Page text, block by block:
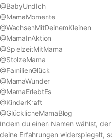
@BabyUndIch
@MamaMomente
@WachsenMitDeinemKleinen
@MamaInAktion
@SpielzeitMitMama
@StolzeMama
@FamilienGlück
@MamaWunder
@MamaErlebtEs
@KinderKraft
@GlücklicheMamaBlog
Indem du einen Namen wählst,
deine Erfahrungen widerspiegelt,